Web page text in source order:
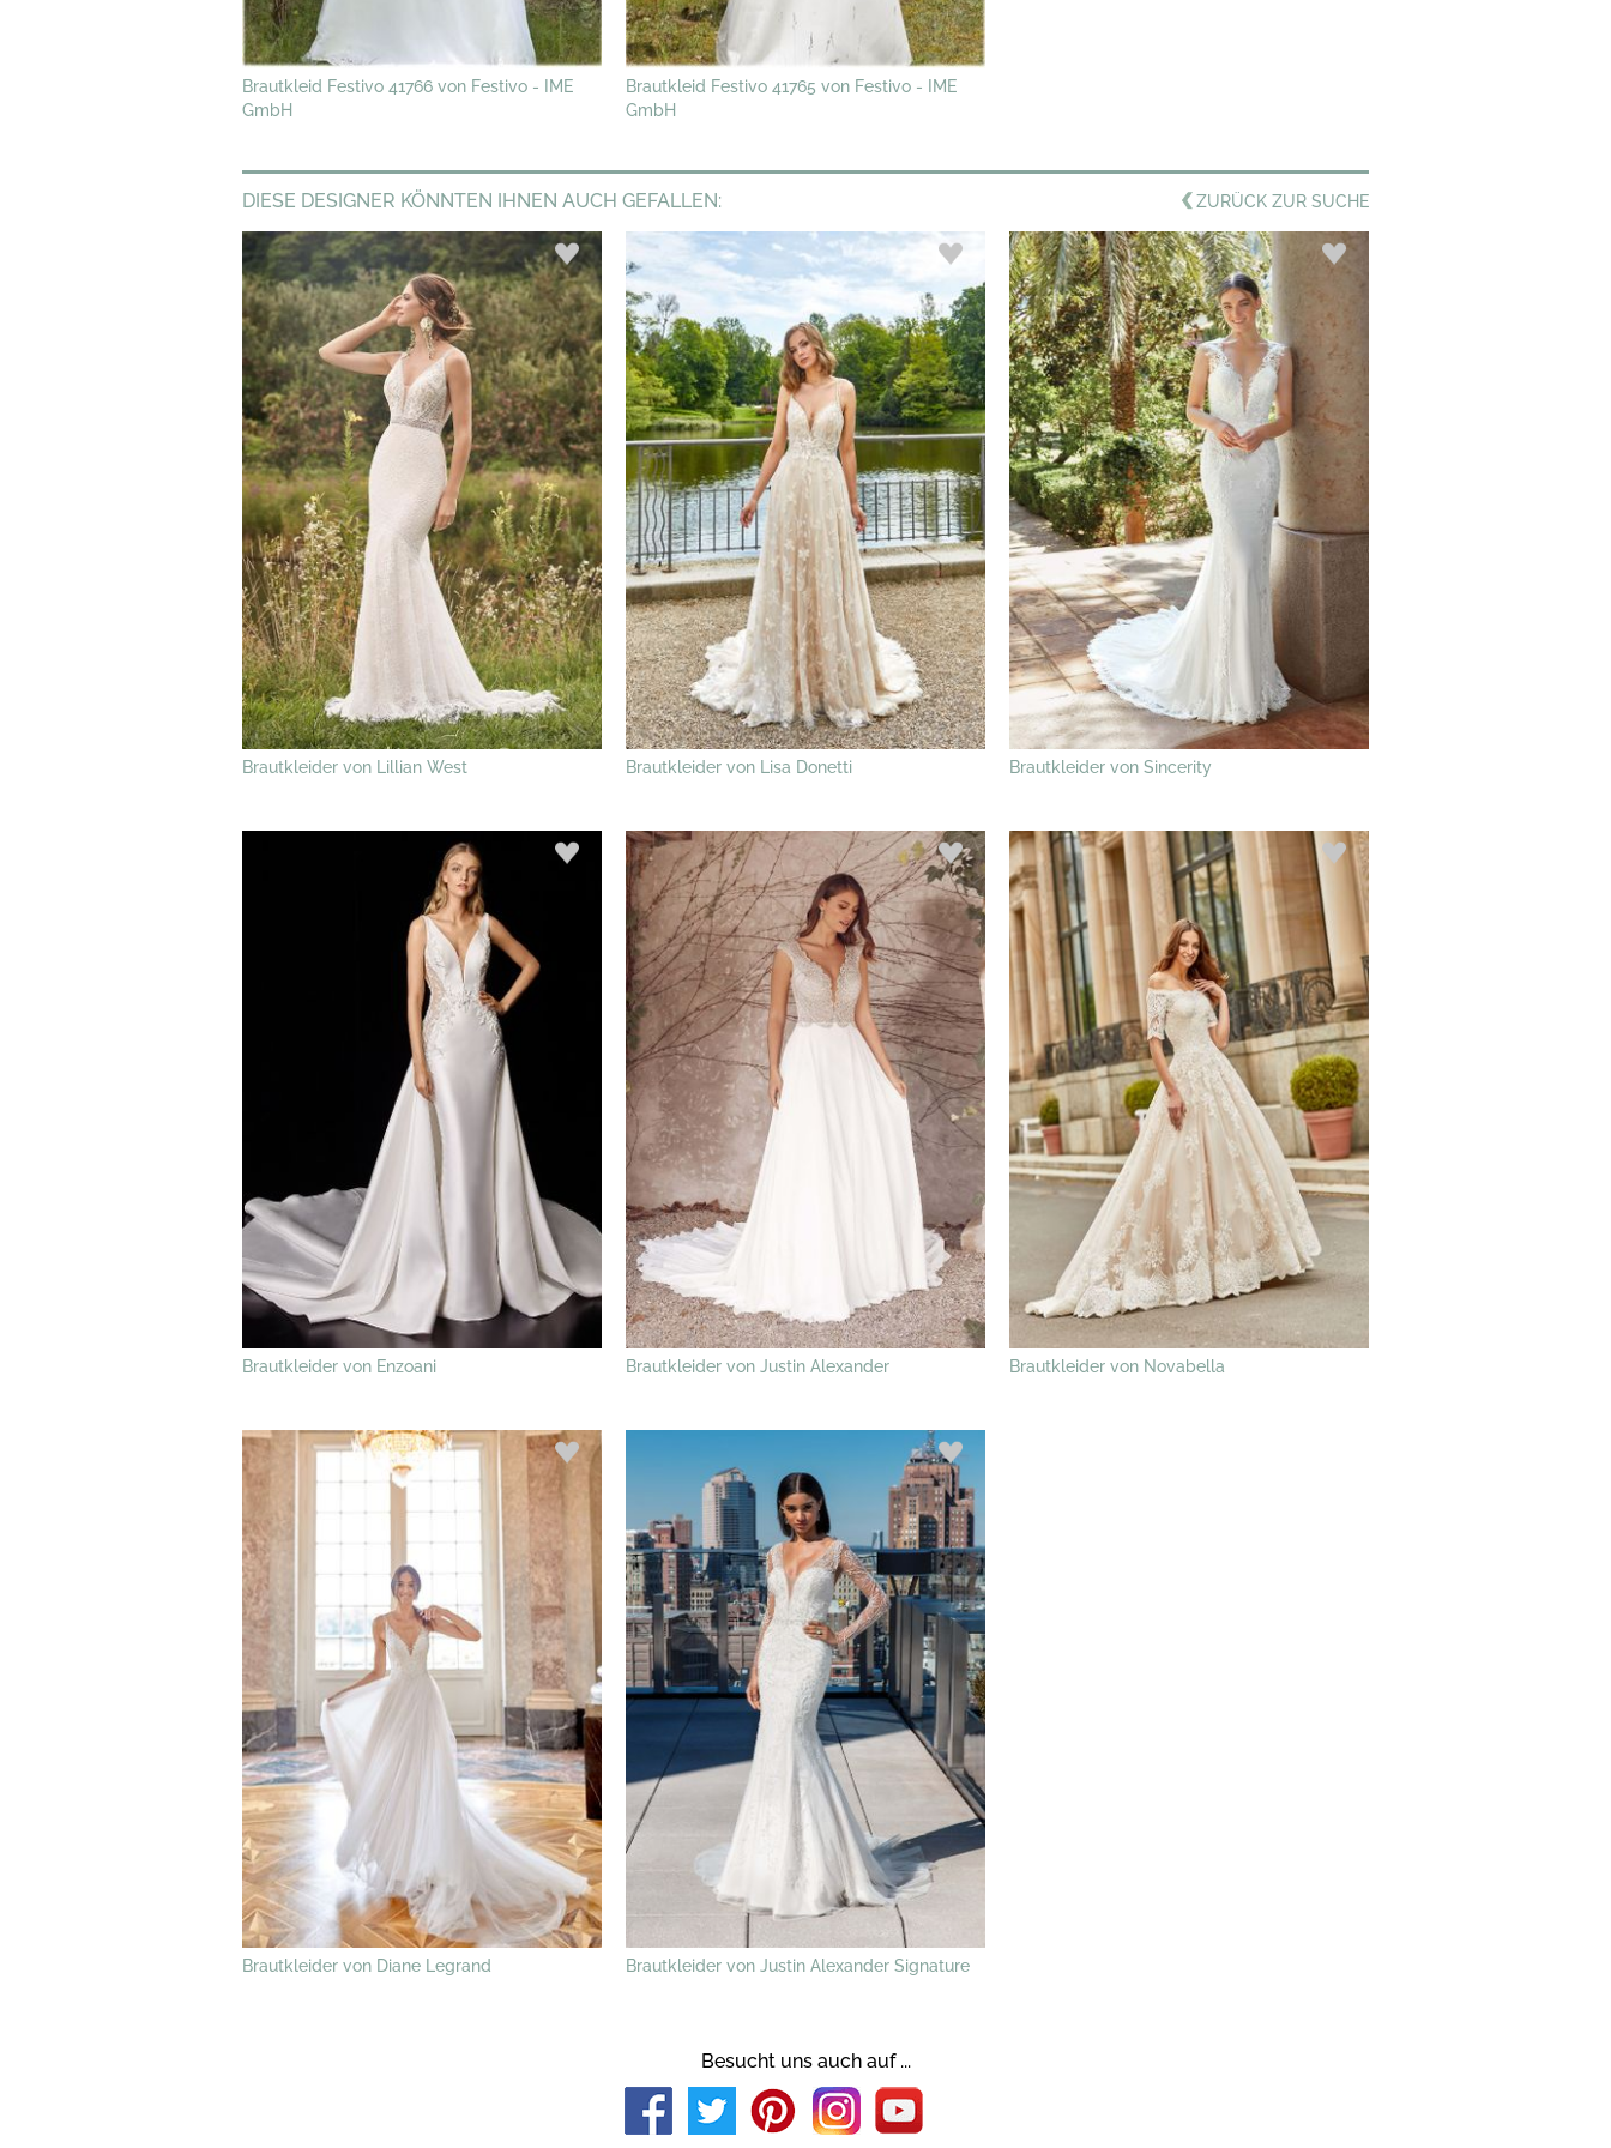
Brautkleid Festivo 41766 von Festivo - IME
GmbH
Brautkleid Festivo 41765 von Festivo - IME
GmbH
DIESE DESIGNER KÖNNTEN IHNEN AUCH GEFALLEN: ZURÜCK ZUR SUCHE
Brautkleider von Lillian West Brautkleider von Lisa Donetti Brautkleider von Sincerity
Brautkleider von Enzoani Brautkleider von Justin Alexander Brautkleider von Novabella
Brautkleider von Diane Legrand Brautkleider von Justin Alexander Signature
Besucht uns auch auf ...